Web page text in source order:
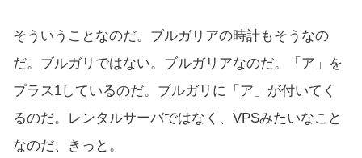
そういうことなのだ。ブルガリアの時計もそうなの
だ。ブルガリではない。ブルガリアなのだ。「ア」を
プラス1しているのだ。ブルガリに「ア」が付いてく
るのだ。レンタルサーバではなく、VPSみたいなこと
なのだ、きっと。